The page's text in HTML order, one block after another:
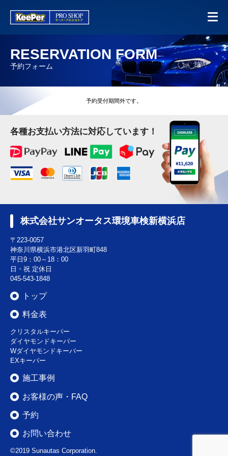
RESERVATION FORM
予約フォーム
予約受付期間外です。
各種お支払い方法に対応しています！
株式会社サンオータス環境車検新横浜店
〒223-0057
神奈川県横浜市港北区新羽町848
平日9：00～18：00
日・祝 定休日
045-543-1848
トップ
料金表
クリスタルキーパー
ダイヤモンドキーパー
Wダイヤモンドキーパー
EXキーパー
施工事例
お客様の声・FAQ
予約
お問い合わせ
©2019 Sunautas Corporation.